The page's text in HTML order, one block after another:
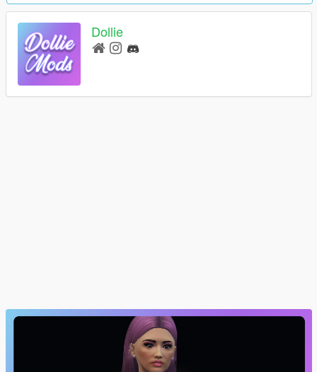
Dollie